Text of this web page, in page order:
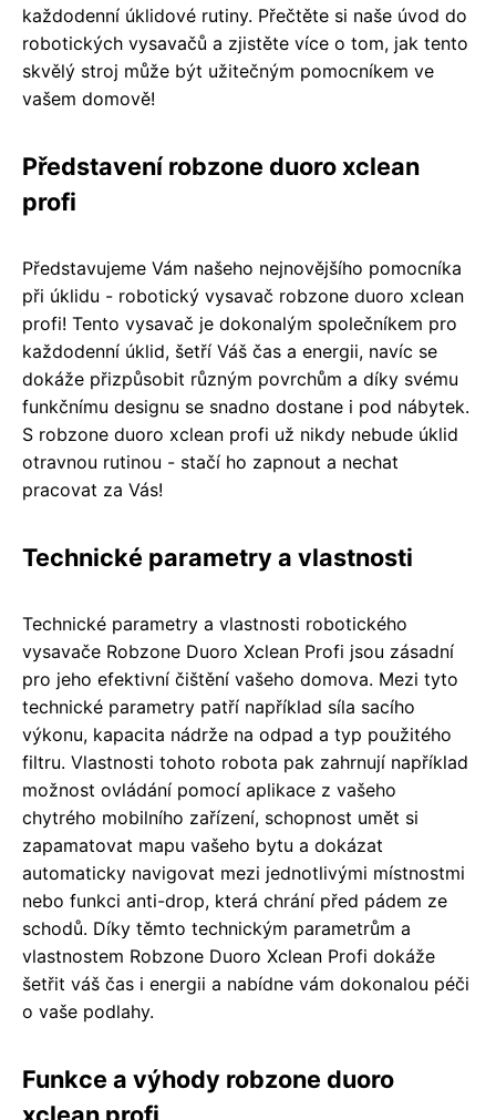
každodenní úklidové rutiny. Přečtěte si naše úvod do
robotických vysavačů a zjistěte více o tom, jak tento
skvělý stroj může být užitečným pomocníkem ve
vašem domově!
Představení robzone duoro xclean
profi
Představujeme Vám našeho nejnovějšího pomocníka
při úklidu - robotický vysavač robzone duoro xclean
profi! Tento vysavač je dokonalým společníkem pro
každodenní úklid, šetří Váš čas a energii, navíc se
dokáže přizpůsobit různým povrchům a díky svému
funkčnímu designu se snadno dostane i pod nábytek.
S robzone duoro xclean profi už nikdy nebude úklid
otravnou rutinou - stačí ho zapnout a nechat
pracovat za Vás!
Technické parametry a vlastnosti
Technické parametry a vlastnosti robotického
vysavače Robzone Duoro Xclean Profi jsou zásadní
pro jeho efektivní čištění vašeho domova. Mezi tyto
technické parametry patří například síla sacího
výkonu, kapacita nádrže na odpad a typ použitého
filtru. Vlastnosti tohoto robota pak zahrnují například
možnost ovládání pomocí aplikace z vašeho
chytrého mobilního zařízení, schopnost umět si
zapamatovat mapu vašeho bytu a dokázat
automaticky navigovat mezi jednotlivými místnostmi
nebo funkci anti-drop, která chrání před pádem ze
schodů. Díky těmto technickým parametrům a
vlastnostem Robzone Duoro Xclean Profi dokáže
šetřit váš čas i energii a nabídne vám dokonalou péči
o vaše podlahy.
Funkce a výhody robzone duoro
xclean profi